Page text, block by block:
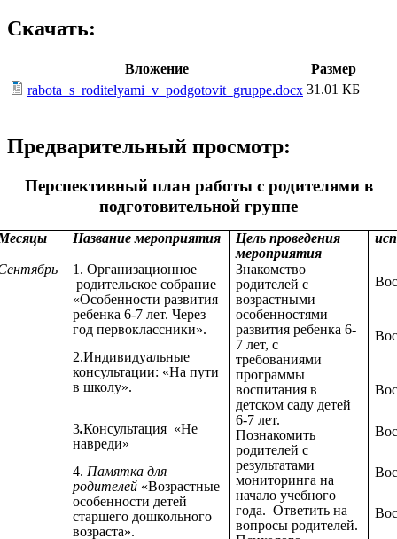
Скачать:
Вложение
Размер
rabota_s_roditelyami_v_podgotovit_gruppe.docx 31.01 КБ
Предварительный просмотр:
Перспективный план работы с родителями в
подготовительной группе
Название мероприятия
Цель проведения
мероприятия
1. Организационное
родительское собрание
«Особенности развития
ребенка 6-7 лет. Через
год первоклассники».
2.Индивидуальные
консультации: «На пути
в школу».
3.Консультация «Не
навреди»
4.Памятка для
родителей «Возрастные
особенности детей
старшего дошкольного
возраста».
Знакомство
родителей с
возрастными
особенностями
развития ребенка 6-
7 лет, с
требованиями
программы
воспитания в
детском саду детей
6-7 лет.
Познакомить
родителей с
результатами
мониторинга на
начало учебного
года. Ответить на
вопросы родителей.